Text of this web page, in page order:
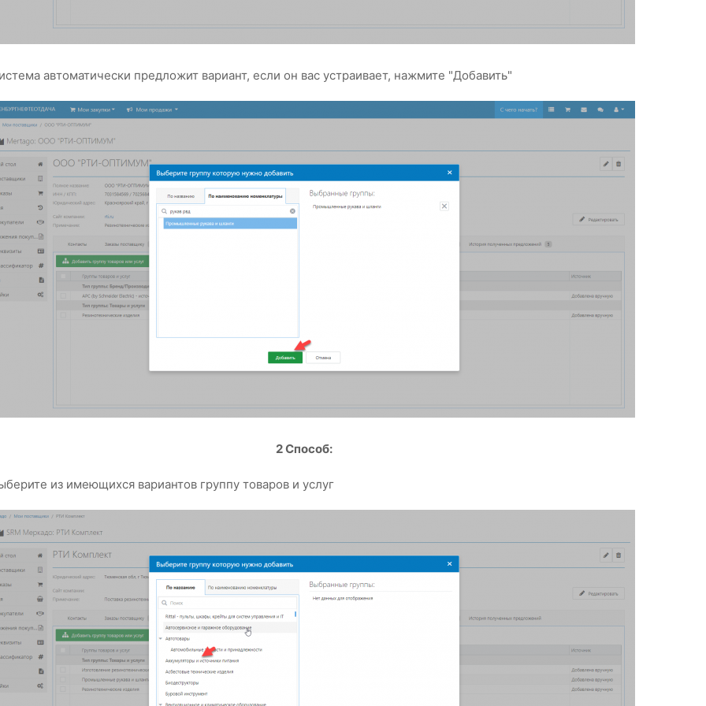
автоматически предложит вариант, если он вас устраивает, нажмите "Добавить"
2 Способ:
из имеющихся вариантов группу товаров и услуг